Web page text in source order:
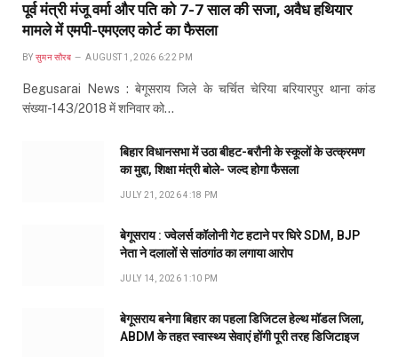
पूर्व मंत्री मंजू वर्मा और पति को 7-7 साल की सजा, अवैध हथियार
मामले में एमपी-एमएलए कोर्ट का फैसला
BY सुमन सौरब AUGUST 1, 2026 6:22 PM
Begusarai News : बेगूसराय जिले के चर्चित चेरिया बरियारपुर थाना कांड
संख्या-143/2018 में शनिवार को…
बिहार विधानसभा में उठा बीहट-बरौनी के स्कूलों के उत्क्रमण
का मुद्दा, शिक्षा मंत्री बोले- जल्द होगा फैसला
JULY 21, 2026 4:18 PM
बेगूसराय : ज्वेलर्स कॉलोनी गेट हटाने पर घिरे SDM, BJP
नेता ने दलालों से सांठगांठ का लगाया आरोप
JULY 14, 2026 1:10 PM
बेगूसराय बनेगा बिहार का पहला डिजिटल हेल्थ मॉडल जिला,
ABDM के तहत स्वास्थ्य सेवाएं होंगी पूरी तरह डिजिटाइज